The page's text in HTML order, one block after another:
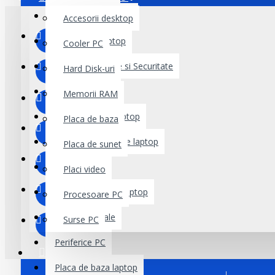
Hard disk-uri laptop
Incarcator Laptop
Kit Supraveghere si Securitate
Laptopuri
Memorie RAM laptop
Module Electronice laptop
Monitoare
Mufa alimentare laptop
Oferte Speciale
Periferice PC
Placa de baza laptop
Accesorii desktop
Cooler PC
Hard Disk-uri
Memorii RAM
Placa de baza
Placa de sunet
Placi video
Procesoare PC
Surse PC